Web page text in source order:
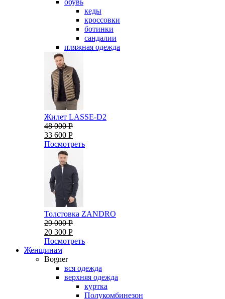
обувь
кеды
кроссовки
ботинки
сандалии
пляжная одежда
Жилет LASSE-D2
48 000 Р
33 600 Р
Посмотреть
Толстовка ZANDRO
29 000 Р
20 300 Р
Посмотреть
Женщинам
Bogner
вся одежда
верхняя одежда
куртка
Полукомбинезон